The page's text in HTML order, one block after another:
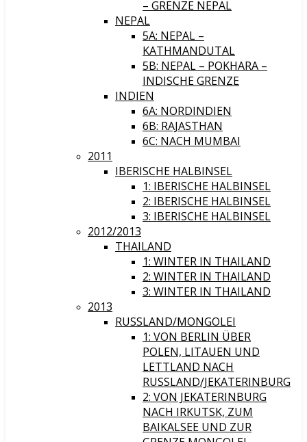
– GRENZE NEPAL
NEPAL
5A: NEPAL –
KATHMANDUTAL
5B: NEPAL – POKHARA –
INDISCHE GRENZE
INDIEN
6A: NORDINDIEN
6B: RAJASTHAN
6C: NACH MUMBAI
2011
IBERISCHE HALBINSEL
1: IBERISCHE HALBINSEL
2: IBERISCHE HALBINSEL
3: IBERISCHE HALBINSEL
2012/2013
THAILAND
1: WINTER IN THAILAND
2: WINTER IN THAILAND
3: WINTER IN THAILAND
2013
RUSSLAND/MONGOLEI
1: VON BERLIN ÜBER
POLEN, LITAUEN UND
LETTLAND NACH
RUSSLAND/JEKATERINBURG
2: VON JEKATERINBURG
NACH IRKUTSK, ZUM
BAIKALSEE UND ZUR